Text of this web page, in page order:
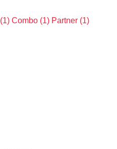
(1) Combo (1) Partner (1)